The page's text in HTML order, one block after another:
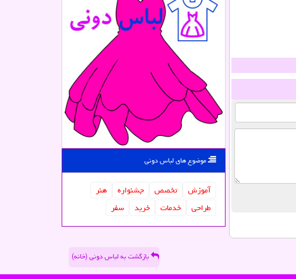
موضوع های لباس دونی
آموزش تخصص جشنواره
هنر
طراحی
خدمات خرید سفر
بازگشت به لباس دونی (خانه)